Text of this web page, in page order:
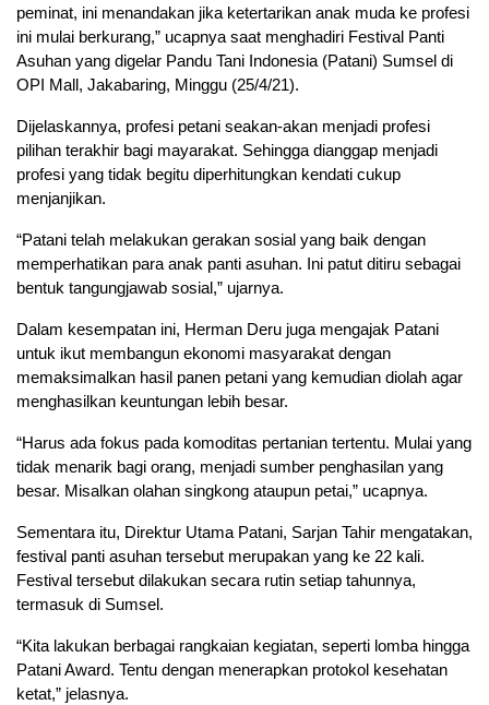
peminat, ini menandakan jika ketertarikan anak muda ke profesi
ini mulai berkurang,” ucapnya saat menghadiri Festival Panti
Asuhan yang digelar Pandu Tani Indonesia (Patani) Sumsel di
OPI Mall, Jakabaring, Minggu (25/4/21).
Dijelaskannya, profesi petani seakan-akan menjadi profesi
pilihan terakhir bagi mayarakat. Sehingga dianggap menjadi
profesi yang tidak begitu diperhitungkan kendati cukup
menjanjikan.
“Patani telah melakukan gerakan sosial yang baik dengan
memperhatikan para anak panti asuhan. Ini patut ditiru sebagai
bentuk tangungjawab sosial,” ujarnya.
Dalam kesempatan ini, Herman Deru juga mengajak Patani
untuk ikut membangun ekonomi masyarakat dengan
memaksimalkan hasil panen petani yang kemudian diolah agar
menghasilkan keuntungan lebih besar.
“Harus ada fokus pada komoditas pertanian tertentu. Mulai yang
tidak menarik bagi orang, menjadi sumber penghasilan yang
besar. Misalkan olahan singkong ataupun petai,” ucapnya.
Sementara itu, Direktur Utama Patani, Sarjan Tahir mengatakan,
festival panti asuhan tersebut merupakan yang ke 22 kali.
Festival tersebut dilakukan secara rutin setiap tahunnya,
termasuk di Sumsel.
“Kita lakukan berbagai rangkaian kegiatan, seperti lomba hingga
Patani Award. Tentu dengan menerapkan protokol kesehatan
ketat,” jelasnya.